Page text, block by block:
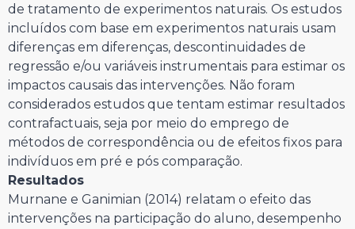
de tratamento de experimentos naturais. Os estudos
incluídos com base em experimentos naturais usam
diferenças em diferenças, descontinuidades de
regressão e/ou variáveis instrumentais para estimar os
impactos causais das intervenções. Não foram
considerados estudos que tentam estimar resultados
contrafactuais, seja por meio do emprego de
métodos de correspondência ou de efeitos fixos para
indivíduos em pré e pós comparação.
Resultados
Murnane e Ganimian (2014) relatam o efeito das
intervenções na participação do aluno, desempenho